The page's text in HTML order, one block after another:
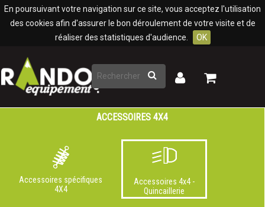
En poursuivant votre navigation sur ce site, vous acceptez l'utilisation
des cookies afin d'assurer le bon déroulement de votre visite et de
réaliser des statistiques d'audience.
OK
Rechercher
Mon
Mon
ACCESSOIRES 4X4
Accessoires spécifiques
4X4
Accessoires 4x4 -
Quincaillerie
Panneau de gestion des cookies